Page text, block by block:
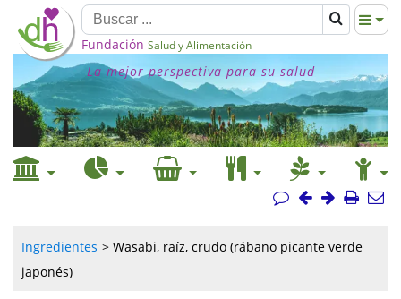
Fundación Salud y Alimentación
La mejor perspectiva para su salud
Ingredientes
Wasabi, raíz, crudo (rábano picante verde
japonés)